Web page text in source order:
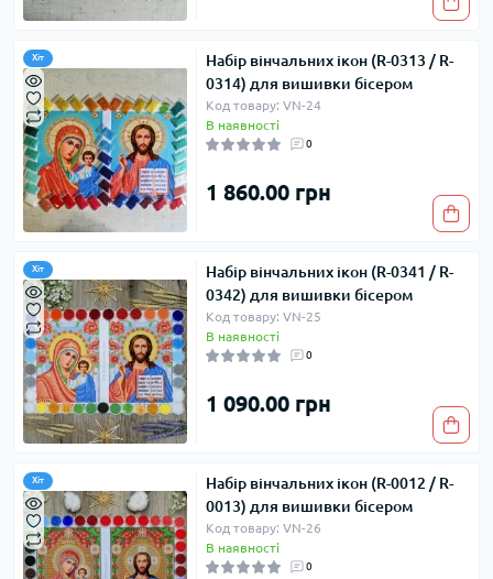
Хіт
Набір вінчальних ікон (R-0313 / R-
0314) для вишивки бісером
Код товару: VN-24
В наявності
0
1 860.00 грн
Хіт
Набір вінчальних ікон (R-0341 / R-
0342) для вишивки бісером
Код товару: VN-25
В наявності
0
1 090.00 грн
Хіт
Набір вінчальних ікон (R-0012 / R-
0013) для вишивки бісером
Код товару: VN-26
В наявності
0